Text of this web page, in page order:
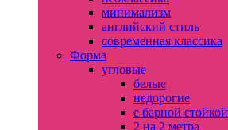
минимализм
английский стиль
современная классика
Форма
угловые
белые
недорогие
с барной стойкой
2 на 2 метра